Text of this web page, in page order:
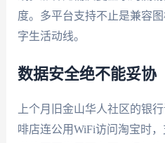
度。多平台支持不止是兼容
字生活动线。
数据安全绝不能妥协
上个月旧金山华人社区的银
啡店连公用WiFi访问淘宝时